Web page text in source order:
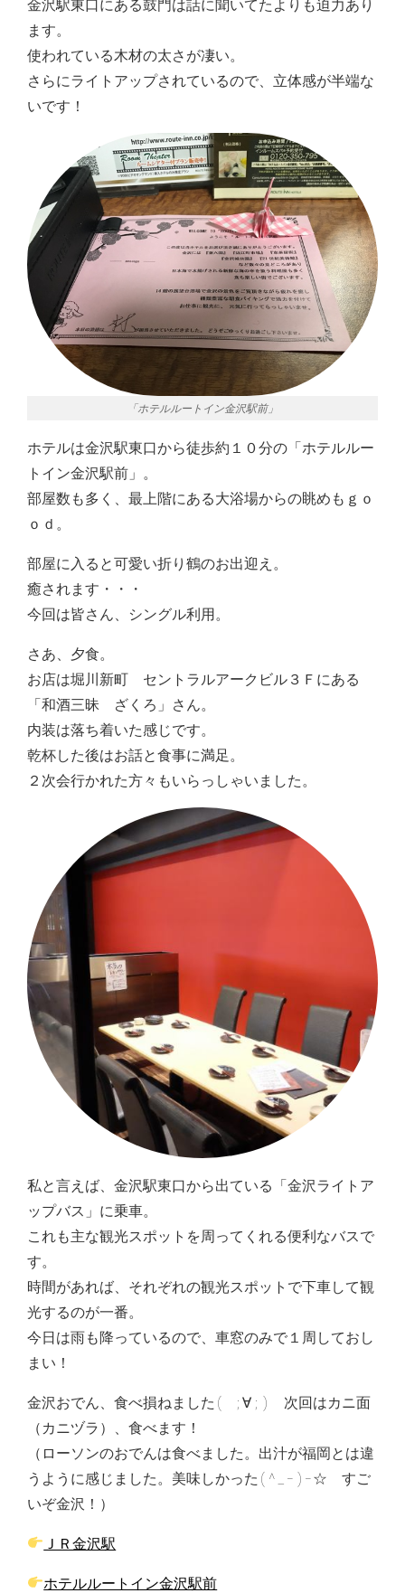
金沢駅東口にある鼓門は話に聞いてたよりも迫力あり
ます。
使われている木材の太さが凄い。
さらにライトアップされているので、立体感が半端な
いです！
「ホテルルートイン金沢駅前」
ホテルは金沢駅東口から徒歩約１０分の「ホテルルー
トイン金沢駅前」。
部屋数も多く、最上階にある大浴場からの眺めもｇｏ
ｏｄ。
部屋に入ると可愛い折り鶴のお出迎え。
癒されます・・・
今回は皆さん、シングル利用。
さあ、夕食。
お店は堀川新町 セントラルアークビル３Ｆにある
「和酒三昧 ざくろ」さん。
内装は落ち着いた感じです。
乾杯した後はお話と食事に満足。
２次会行かれた方々もいらっしゃいました。
私と言えば、金沢駅東口から出ている「金沢ライトア
ップバス」に乗車。
これも主な観光スポットを周ってくれる便利なバスで
す。
時間があれば、それぞれの観光スポットで下車して観
光するのが一番。
今日は雨も降っているので、車窓のみで１周しておし
まい！
金沢おでん、食べ損ねました( ;∀;) 次回はカニ面
（カニヅラ）、食べます！
（ローソンのおでんは食べました。出汁が福岡とは違
うように感じました。美味しかった(^_-)-☆ すご
いぞ金沢！）
ＪＲ金沢駅
ホテルルートイン金沢駅前